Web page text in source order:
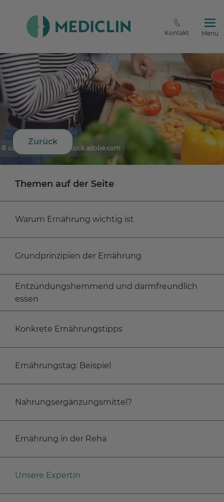
Kontakt Menü
© contrastwerkstatt - stock.adobe.com
Zurück
Themen auf der Seite
Warum Ernährung wichtig ist
Grundprinzipien der Ernährung
Entzündungshemmend und darmfreundlich
essen
Konkrete Ernährungstipps
Ernährungstag: Beispiel
Nahrungsergänzungsmittel?
Ernährung in der Reha
Unsere Expertin